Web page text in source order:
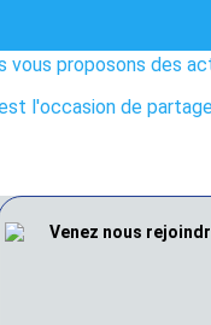
vous proposons des
l'occasion de